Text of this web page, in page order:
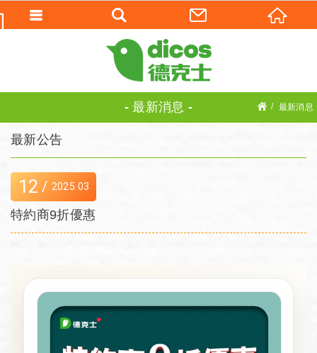
最新消息 最新消息
最新公告
12 03
2025
特約商9折優惠